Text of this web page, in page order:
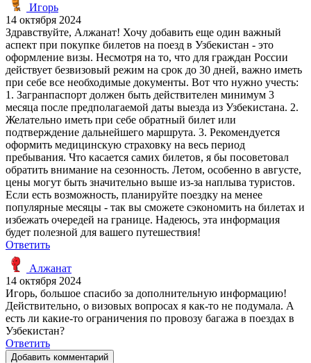
Игорь
14 октября 2024
Здравствуйте, Алжанат! Хочу добавить еще один важный
аспект при покупке билетов на поезд в Узбекистан - это
оформление визы. Несмотря на то, что для граждан России
действует безвизовый режим на срок до 30 дней, важно иметь
при себе все необходимые документы. Вот что нужно учесть:
1. Загранпаспорт должен быть действителен минимум 3
месяца после предполагаемой даты выезда из Узбекистана. 2.
Желательно иметь при себе обратный билет или
подтверждение дальнейшего маршрута. 3. Рекомендуется
оформить медицинскую страховку на весь период
пребывания. Что касается самих билетов, я бы посоветовал
обратить внимание на сезонность. Летом, особенно в августе,
цены могут быть значительно выше из-за наплыва туристов.
Если есть возможность, планируйте поездку на менее
популярные месяцы - так вы сможете сэкономить на билетах и
избежать очередей на границе. Надеюсь, эта информация
будет полезной для вашего путешествия!
Ответить
Алжанат
14 октября 2024
Игорь, большое спасибо за дополнительную информацию!
Действительно, о визовых вопросах я как-то не подумала. А
есть ли какие-то ограничения по провозу багажа в поездах в
Узбекистан?
Ответить
Добавить комментарий